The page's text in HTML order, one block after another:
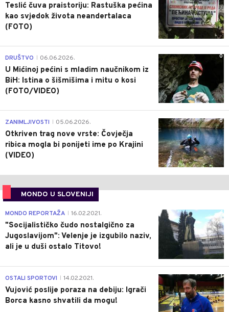
Teslić čuva praistoriju: Rastuška pećina
kao svjedok života neandertalaca
(FOTO)
0
DRUŠTVO 06.06.2026.
U Mićinoj pećini s mladim naučnikom iz
BiH: Istina o šišmišima i mitu o kosi
(FOTO/VIDEO)
0
ZANIMLJIVOSTI 05.06.2026.
Otkriven trag nove vrste: Čovječja
ribica mogla bi ponijeti ime po Krajini
(VIDEO)
MONDO U SLOVENIJI
4
MONDO REPORTAŽA 16.02.2021.
"Socijalističko čudo nostalgično za
Jugoslavijom": Velenje je izgubilo naziv,
ali je u duši ostalo Titovo!
1
OSTALI SPORTOVI 14.02.2021.
Vujović poslije poraza na debiju: Igrači
Borca kasno shvatili da mogu!